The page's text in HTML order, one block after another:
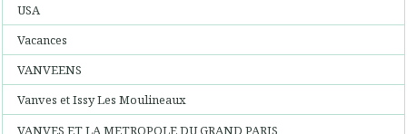
USA
Vacances
VANVEENS
Vanves et Issy Les Moulineaux
VANVES ET LA METROPOLE DU GRAND PARIS